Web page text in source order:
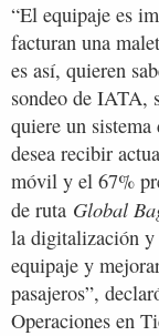
“El equipaje es
facturan una
es así, quieren
sondeo de IATA,
quiere un
desea recibir
móvil y el 67%
de ruta Global
la digitalización y
equipaje y
pasajeros”,
Operaciones en